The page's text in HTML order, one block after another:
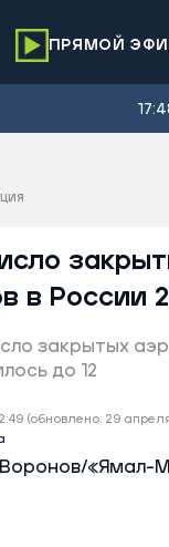
ПРЯМОЙ
(обновлено: 29
в России
закрытых
до 12